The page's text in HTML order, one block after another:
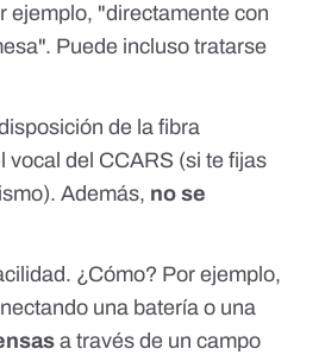
ejemplo, "directamente con
Puede incluso tratarse
de la fibra
del CCARS (si te fijas
Además, no se
¿Cómo? Por ejemplo,
una batería o una
a través de un campo